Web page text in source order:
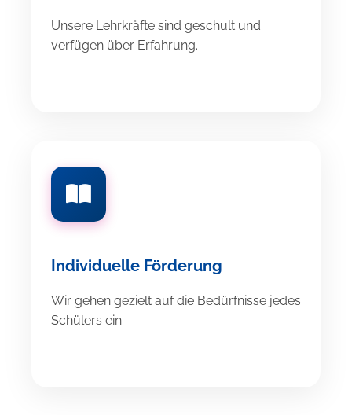
Unsere Lehrkräfte sind geschult und
verfügen über Erfahrung.
Individuelle Förderung
Wir gehen gezielt auf die Bedürfnisse jedes
Schülers ein.